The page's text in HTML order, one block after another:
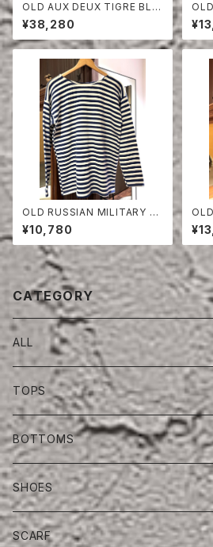
OLD AUX DEUX TIGRE BLU
E MOLESKIN JACKET
¥38,280
ALF
OLD RUSSIAN MILITARY B
ORDER CUT-SEW
¥10,780
CATEGORY
ALL
TOPS
BOTTOMS
SHOES
SCARF